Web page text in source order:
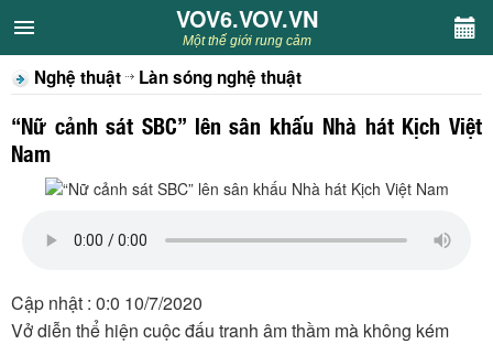
VOV6.VOV.VN
CHUYÊN MỤC
Khách VOV6
Văn học
Sân khấu
VOV6.VOV.VN
Một thế giới rung cảm
Nghệ thuật Làn sóng nghệ thuật
“Nữ cảnh sát SBC” lên sân khấu Nhà hát Kịch Việt
Nam
Cập nhật : 0:0 10/7/2020
Vở diễn thể hiện cuộc đấu tranh âm thầm mà không kém